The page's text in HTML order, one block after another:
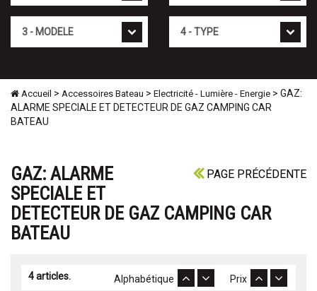
Accueil > Accessoires Bateau > Electricité - Lumière - Energie > GAZ:
ALARME SPECIALE ET DETECTEUR DE GAZ CAMPING CAR
BATEAU
PAGE PRÉCÉDENTE
GAZ: ALARME
SPECIALE ET
DETECTEUR DE GAZ CAMPING CAR
BATEAU
4 articles. Prix
Alphabétique